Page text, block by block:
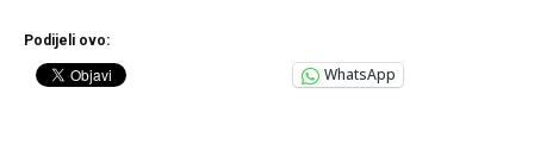
Podijeli ovo:
WhatsApp